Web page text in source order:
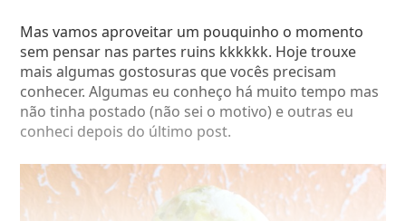
Petit Gateau de doce de leite com calda de frutas
vermelhas – Fogo de Chão
Mas vamos aproveitar um pouquinho o momento
sem pensar nas partes ruins kkkkkk. Hoje trouxe
mais algumas gostosuras que vocês precisam
conhecer. Algumas eu conheço há muito tempo mas
não tinha postado (não sei o motivo) e outras eu
conheci depois do último post.